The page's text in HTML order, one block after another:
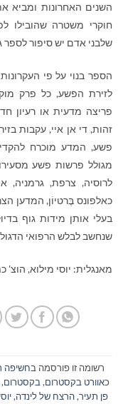
השנים האחרונות ומביא
חוקרי משטרה שהובילו
שלבני אדם יש סיפור
הספר בנוי על פי
לזירת הפשע, כל פרק
פריצה מדעית או רעיון
זהות, די אן איי, עקבות
פשע, המדע מוכרח
מגולל פרשות פשע
לרוסיה, צרפת, גרמניה,
כאלפונס בֶּרטיוֹן, המדען
בעלי אותן מידות גוף
שנחשב לבלש הרפואי
מאנגלית: יוסי מילוא, הוצ' כתר,
רשומה זו פורסמה בחשיפה
כאוורט בקסטרום, בקסטרום,
פן תעיר,הרצח של לינדה,